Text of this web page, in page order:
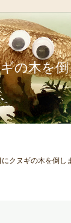
の木を
にクヌギの木を倒し